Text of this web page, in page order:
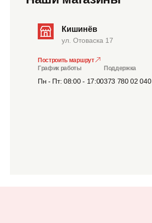
Кишинёв
ул. Отоваска 17
Построить маршрут
График работы
Пн - Пт: 08:00 - 17:00
Поддержка
373 780 02 040